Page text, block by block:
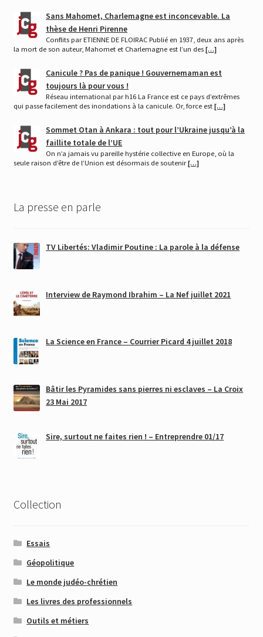
Sans Mahomet, Charlemagne est inconcevable. La
thèse de Henri Pirenne
Conflits par ETIENNE DE FLOIRAC Publié en 1937, deux ans après
la mort de son auteur, Mahomet et Charlemagne est l’un des […]
Canicule ? Pas de panique ! Gouvernemaman est
toujours là pour vous !
Réseau international par h16 La France est ce pays d’extrêmes
qui passe facilement des inondations à la canicule. Or, force est […]
Sommet Otan à Ankara : tout pour l’Ukraine jusqu’à la
faillite totale de l’UE
On n’a jamais vu pareille hystérie collective en Europe, où la
seule raison d’être de l’Union est désormais de soutenir[…]
La presse en parle
TV Libertés: Vladimir Poutine : La parole à la défense
Interview de Raymond Ibrahim – La Nef juillet 2021
La Science en France – Courrier Picard 4 juillet 2018
Bâtir les Pyramides sans pierres ni esclaves – La Croix
23 Mai 2017
Sire, surtout ne faites rien ! – Entreprendre 01/17
Collection
Essais
Géopolitique
Le monde judéo-chrétien
Les livres des professionnels
Outils et métiers